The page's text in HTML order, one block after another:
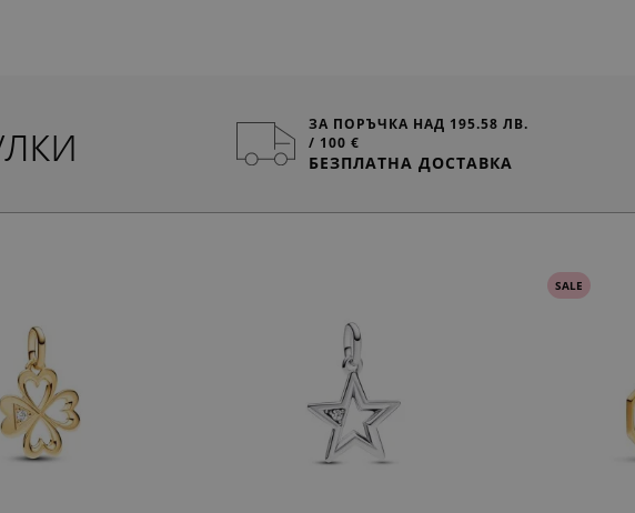
ЗА ПОРЪЧКА НАД 195.58 ЛВ.
/ 100 €
БЕЗПЛАТНА ДОСТАВКА
SALE